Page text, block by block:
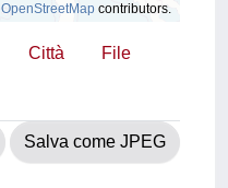
OpenStreetMap contributors.
Città File
Salva come JPEG